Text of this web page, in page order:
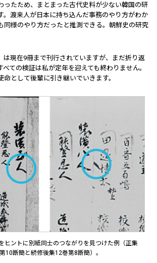
ったため、まとまった古代史料が少ない韓国の研
。渡来人が日本に持ち込んだ事務のやり方がわか
同様のやり方だったと推測できる。朝鮮史の研究
は現在9冊まで刊行されていますが、まだ折り返
べての検証は私が定年を迎えても終わりません。
命として後輩に引き継いでいきます。
ヒントに別紙同士のつながりを見つけた例（正集
10断簡と続修後集12巻第8断簡）。